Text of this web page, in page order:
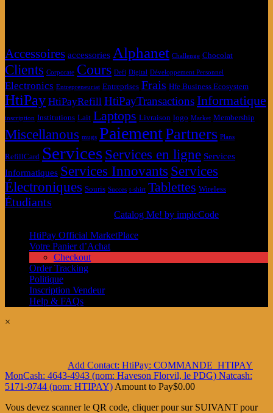
Accessoires accessories Alphanet Challenge Chocolat
Clients Corporate Cours Defi Digital Développement Personnel
Electronics Entrepreneuriat Entreprises Frais Hfe Business Ecosystem
HtiPay HtiPayRefill HtiPayTransactionsInformatique
inscription Institutions Lait Laptops Livraison logo Market Membership
Miscellanous mugs PaiementPartners Plans
RefillCard Services Services en ligne Services
Informatiques Services Innovants Services
Électroniques Souris Succes t-shirt Tablettes Wireless
Étudiants
Catalog Me! by impleCode
HtiPay Official MarketPlace
Votre Panier d’Achat
Checkout
Order Tracking
Politique
Inscription Vendeur
Help & FAQs
×
Add Contact: HtiPay: COMMANDE_HTIPAY
MonCash: 4643-4943 (nom: Haveson Florvil, le PDG) Natcash:
5171-9744 (nom: HTIPAY) Amount to Pay$0.00
Vous devez scanner le QR code, cliquer pour sur SUIVANT pour